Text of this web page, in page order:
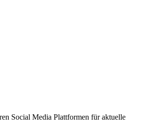
Social Media Plattformen für aktuelle